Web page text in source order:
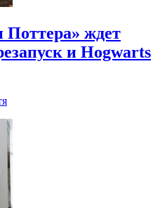
Поттера» ждет
и Hogwarts